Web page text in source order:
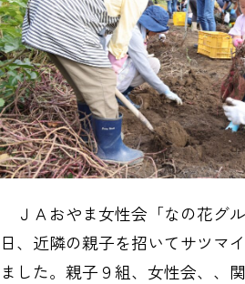
ＪＡおやま女性会「なの花グ
日、近隣の親子を招いてサツマ
ました。親子９組、女性会、、